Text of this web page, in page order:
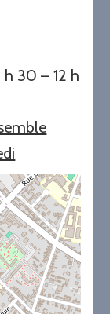
h 30 –12 h